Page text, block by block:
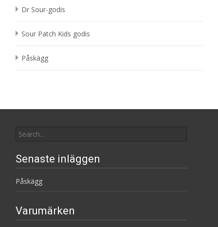
Dr Sour-godis
Sour Patch Kids godis
Påskägg
for:
Senaste inläggen
Påskägg
Varumärken